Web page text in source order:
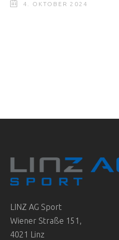
4. OKTOBER 2024
LINZ AG Sport
Wiener Straße 151,
4021 Linz